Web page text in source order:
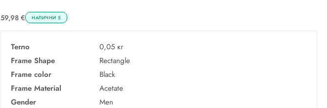
59,98 € НАЛИЧНИ 5
Тегло
0,05 кг
Frame Shape
Rectangle
Frame color
Black
Frame Material
Acetate
Gender
Men